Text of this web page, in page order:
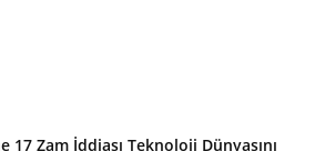
17 Zam İddiası Teknoloji Dünyasını